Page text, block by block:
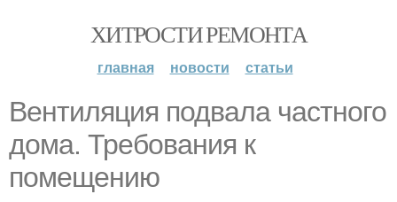
ХИТРОСТИ РЕМОНТА
главная новости статьи
Вентиляция подвала частного
дома. Требования к
помещению